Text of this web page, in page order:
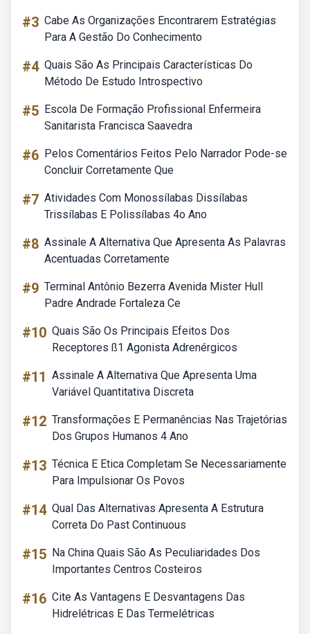
#3 Cabe As Organizações Encontrarem Estratégias
Para A Gestão Do Conhecimento
#4 Quais São As Principais Características Do
Método De Estudo Introspectivo
#5 Escola De Formação Profissional Enfermeira
Sanitarista Francisca Saavedra
#6 Pelos Comentários Feitos Pelo Narrador Pode-se
Concluir Corretamente Que
#7 Atividades Com Monossílabas Dissílabas
Trissílabas E Polissílabas 4o Ano
#8 Assinale A Alternativa Que Apresenta As Palavras
Acentuadas Corretamente
#9 Terminal Antônio Bezerra Avenida Mister Hull
Padre Andrade Fortaleza Ce
#10 Quais São Os Principais Efeitos Dos
Receptores ß1 Agonista Adrenérgicos
#11 Assinale A Alternativa Que Apresenta Uma
Variável Quantitativa Discreta
#12 Transformações E Permanências Nas Trajetórias
Dos Grupos Humanos 4 Ano
#13 Técnica E Etica Completam Se Necessariamente
Para Impulsionar Os Povos
#14 Qual Das Alternativas Apresenta A Estrutura
Correta Do Past Continuous
#15 Na China Quais São As Peculiaridades Dos
Importantes Centros Costeiros
#16 Cite As Vantagens E Desvantagens Das
Hidrelétricas E Das Termelétricas